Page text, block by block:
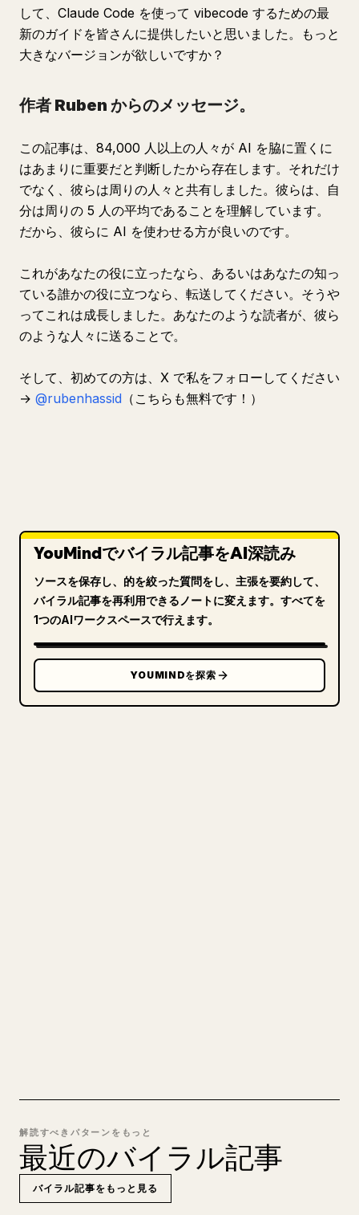
して、Claude Code を使って vibecode するための最
新のガイドを皆さんに提供したいと思いました。もっと
大きなバージョンが欲しいですか？
作者 Ruben からのメッセージ。
この記事は、84,000 人以上の人々が AI を脇に置くに
はあまりに重要だと判断したから存在します。それだけ
でなく、彼らは周りの人々と共有しました。彼らは、自
分は周りの 5 人の平均であることを理解しています。
だから、彼らに AI を使わせる方が良いのです。
これがあなたの役に立ったなら、あるいはあなたの知っ
ている誰かの役に立つなら、転送してください。そうや
ってこれは成長しました。あなたのような読者が、彼ら
のような人々に送ることで。
そして、初めての方は、X で私をフォローしてください
→ @rubenhassid （こちらも無料です！）
YouMindでバイラル記事をAI深読み
ソースを保存し、的を絞った質問をし、主張を要約して、
バイラル記事を再利用できるノートに変えます。すべてを
1つのAIワークスペースで行えます。
YOUMINDを探索
解読すべきパターンをもっと
最近のバイラル記事
バイラル記事をもっと見る